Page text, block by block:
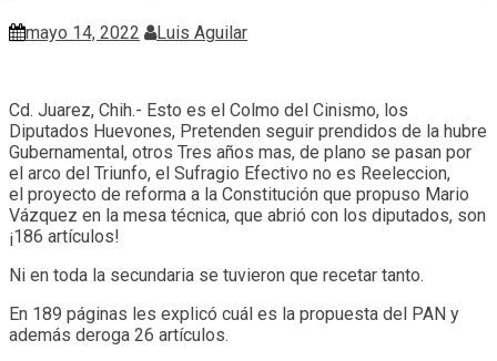
mayo 14, 2022 Luis Aguilar
Cd. Juarez, Chih.- Esto es el Colmo del Cinismo, los
Diputados Huevones, Pretenden seguir prendidos de la hubre
Gubernamental, otros Tres años mas, de plano se pasan por
el arco del Triunfo, el Sufragio Efectivo no es Reeleccion,
el proyecto de reforma a la Constitución que propuso Mario
Vázquez en la mesa técnica, que abrió con los diputados, son
¡186 artículos!
Ni en toda la secundaria se tuvieron que recetar tanto.
En 189 páginas les explicó cuál es la propuesta del PAN y
además deroga 26 artículos.